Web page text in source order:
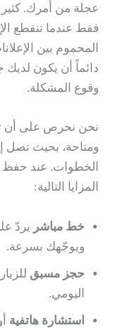
عجلة من أمرك. كثير
فقط عندما تنقطع
المحموم بين
دائماً أن يكون
وقوع المشكلة.
نحن نحرص على أن
ومتاحة، بحيث تصل
الخطوات. عند حفظ
المزايا التالية:
خط مباشر يردّ
ويوجّهك بسرعة.
حجز مسبق
اليومي.
استشارة هاتفية